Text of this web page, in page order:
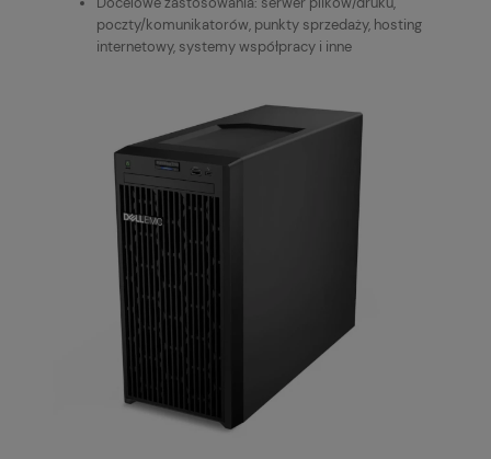
poczty/komunikatorów, punkty sprzedaży, hosting
internetowy, systemy współpracy i inne